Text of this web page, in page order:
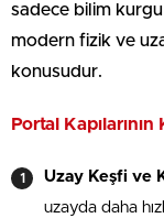
sadece bilim kurgu
modern fizik ve
konusudur.
Portal
Uzay Keşfi ve
uzayda daha